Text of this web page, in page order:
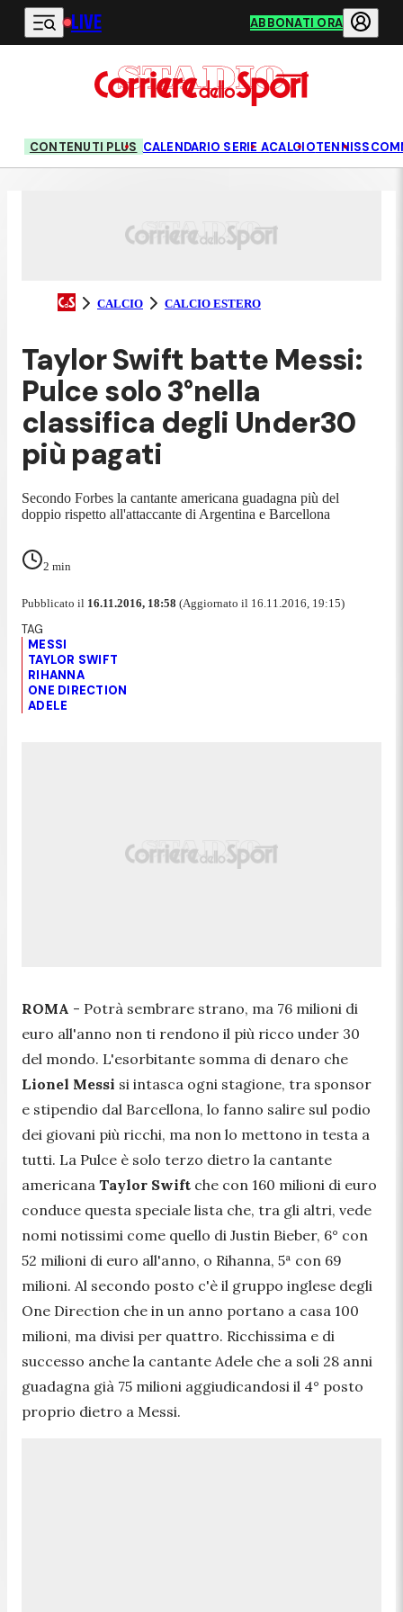
Vai al contenuto principale
LIVE ABBONATI ORA
CONTENUTI PLUS CALENDARIO SERIE ACALCIOTENNIS
CALCIO CALCIO ESTERO
Taylor Swift batte Messi:
Pulce solo 3°nella
classifica degli Under30
più pagati
Secondo Forbes la cantante americana guadagna più del
doppio rispetto all'attaccante di Argentina e Barcellona
2 min
Pubblicato il 16.11.2016, 18:58 (Aggiornato il 16.11.2016, 19:15)
MESSI
TAYLOR SWIFT
RIHANNA
ONE DIRECTION
ADELE
ROMA - Potrà sembrare strano, ma 76 milioni di
euro all'anno non ti rendono il più ricco under 30
del mondo. L'esorbitante somma di denaro che
Lionel Messi si intasca ogni stagione, tra sponsor
e stipendio dal Barcellona, lo fanno salire sul podio
dei giovani più ricchi, ma non lo mettono in testa a
tutti. La Pulce è solo terzo dietro la cantante
americana Taylor Swift che con 160 milioni di euro
conduce questa speciale lista che, tra gli altri, vede
nomi notissimi come quello di Justin Bieber, 6° con
52 milioni di euro all'anno, o Rihanna, 5ª con 69
milioni. Al secondo posto c'è il gruppo inglese degli
One Direction che in un anno portano a casa 100
milioni, ma divisi per quattro. Ricchissima e di
successo anche la cantante Adele che a soli 28 anni
guadagna già 75 milioni aggiudicandosi il 4° posto
proprio dietro a Messi.